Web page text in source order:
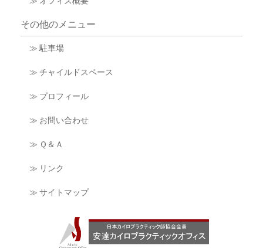
その他のメニュー
≫ 駐車場
≫ チャイルドスペース
≫ プロフィール
≫ お問い合わせ
≫ Ｑ＆Ａ
≫ リンク
≫ サイトマップ